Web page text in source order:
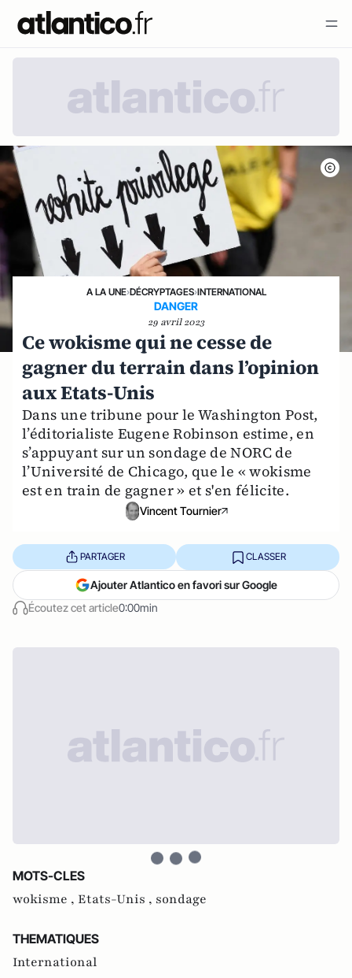
A LA UNE›DÉCRYPTAGES›INTERNATIONAL
DANGER
29 avril 2023
Ce wokisme qui ne cesse de
gagner du terrain dans l’opinion
aux Etats-Unis
Dans une tribune pour le Washington Post,
l’éditorialiste Eugene Robinson estime, en
s’appuyant sur un sondage de NORC de
l’Université de Chicago, que le « wokisme
est en train de gagner » et s'en félicite.
Vincent Tournier
Écoutez cet article0:00min
PARTAGER CLASSER
Ajouter Atlantico en favori sur Google
MOTS-CLES
wokisme , Etats-Unis , sondage
THEMATIQUES
International